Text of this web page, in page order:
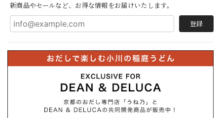
新商品やセールなど、お得な情報をお届けいたします。
登録